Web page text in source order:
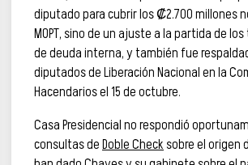
diputado para cubrir los ₡2.700 millones
MOPT, sino de un ajuste a la partida de
de deuda interna, y también fue
diputados de Liberación Nacional en la
Hacendarios el 15 de octubre.
Casa Presidencial no respondió
consultas deDoble Checksobre el origen